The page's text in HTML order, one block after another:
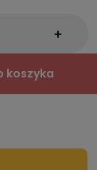
+
koszyka